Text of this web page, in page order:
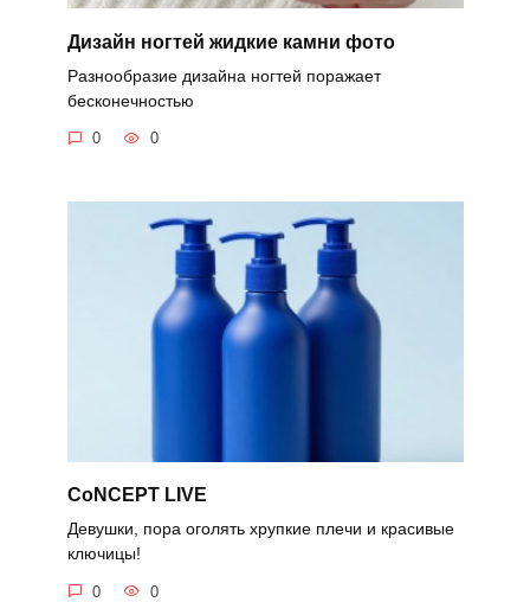
Дизайн ногтей жидкие камни фото
Разнообразие дизайна ногтей поражает
бесконечностью
0 0
CoNCEPT LIVE
Девушки, пора оголять хрупкие плечи и красивые
ключицы!
0 0